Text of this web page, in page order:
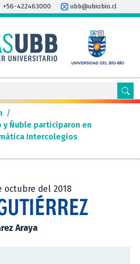
+56-422463000 ubb@ubiobio.cl
/
y Ñuble participaron en
Intercolegios
octubre del 2018
Araya